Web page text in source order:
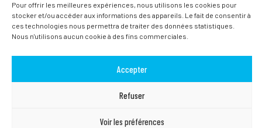
Pour offrir les meilleures expériences, nous utilisons les cookies pour
stocker et/ou accéder aux informations des appareils. Le fait de consentir à
ces technologies nous permettra de traiter des données statistiques.
Nous n'utilisons aucun cookie à des fins commerciales.
Accepter
Refuser
Voir les préférences
Alternative:
Suivez-nous sur les réseaux sociaux
PAR MAGINEO